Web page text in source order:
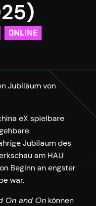
ONLINE
Jubiläum von
eX spielbare
Jubiläum des
am HAU
Beginn an engster
war.
On and On können